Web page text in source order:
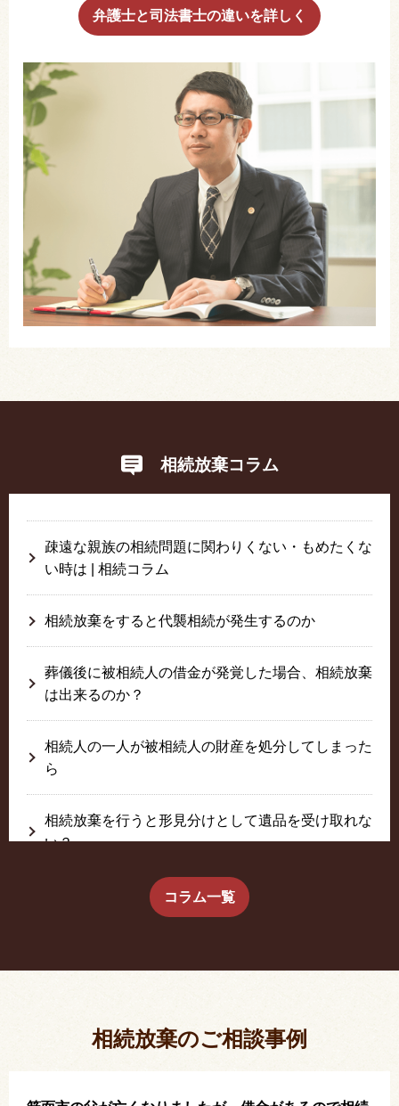
弁護士と司法書士の違いを詳しく
相続放棄コラム
疎遠な親族の相続問題に関わりくない・もめたくな
い時は | 相続コラム
相続放棄をすると代襲相続が発生するのか
葬儀後に被相続人の借金が発覚した場合、相続放棄
は出来るのか？
相続人の一人が被相続人の財産を処分してしまった
ら
相続放棄を行うと形見分けとして遺品を受け取れな
い？
生前に相続放棄すると約束した念書は有効か？
コラム一覧
相続放棄のご相談事例